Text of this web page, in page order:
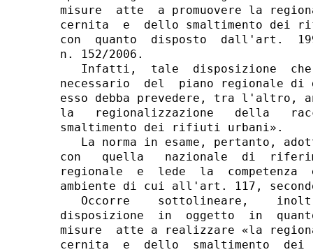
misure  atte  a promuovere la
cernita  e  dello smaltimento dei
con  quanto  disposto  dall'art.
n. 152/2006.
Infatti,  tale  disposizione
necessario  del  piano regionale
esso debba prevedere, tra l'altro,
la   regionalizzazione   della
smaltimento dei rifiuti urbani».
La norma in esame, pertanto,
con   quella   nazionale  di
regionale  e  lede  la
ambiente di cui all'art. 117,
Occorre    sottolineare,
disposizione  in  oggetto  in
misure  atte a realizzare «la
cernita  e  dello  smaltimento